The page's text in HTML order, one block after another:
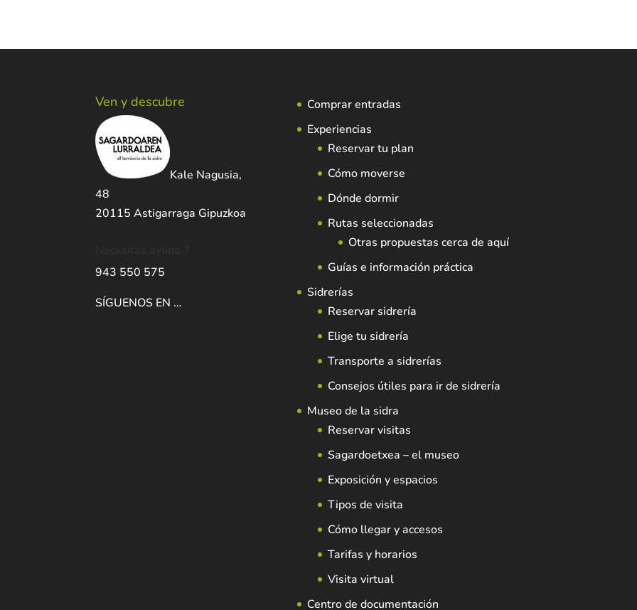
Ven y descubre
Kale Nagusia,
48
20115 Astigarraga Gipuzkoa
943 550 575
SÍGUENOS EN …
Comprar entradas
Experiencias
Reservar tu plan
Cómo moverse
Dónde dormir
Rutas seleccionadas
Otras propuestas cerca de aquí
Guías e información práctica
Sidrerías
Reservar sidrería
Elige tu sidrería
Transporte a sidrerías
Consejos útiles para ir de sidrería
Museo de la sidra
Reservar visitas
Sagardoetxea – el museo
Exposición y espacios
Tipos de visita
Cómo llegar y accesos
Tarifas y horarios
Visita virtual
Centro de documentación